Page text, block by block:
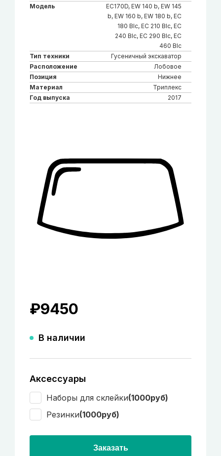
Модель
EC170D, EW 140 b, EW 145
b, EW 160 b, EW 180 b, EC
180 Blc, EC 210 Blc, EC
240 Blc, EC 290 Blc, EC
460 Blc
Тип техники
Гусеничный экскаватор
Расположение
Лобовое
Позиция
Нижнее
Материал
Триплекс
Год выпуска
2017
₽9450
В наличии
Аксессуары
Наборы для склейки(1000руб)
Резинки(1000руб)
Заказать